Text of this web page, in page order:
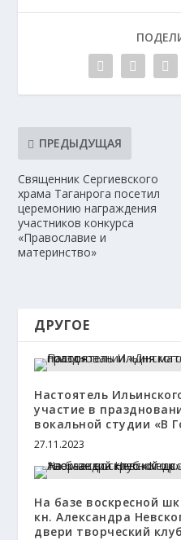
ПРЕДЫДУЩАЯ
Священник Сергиевского
храма Таганрога посетил
церемонию награждения
участников конкурса
«Православие и
материнство»
ДРУГОЕ
Настоятель
участие в
вокальной студии «В
27.11.2023
На базе воскресной
кн. Александра
двери творческий